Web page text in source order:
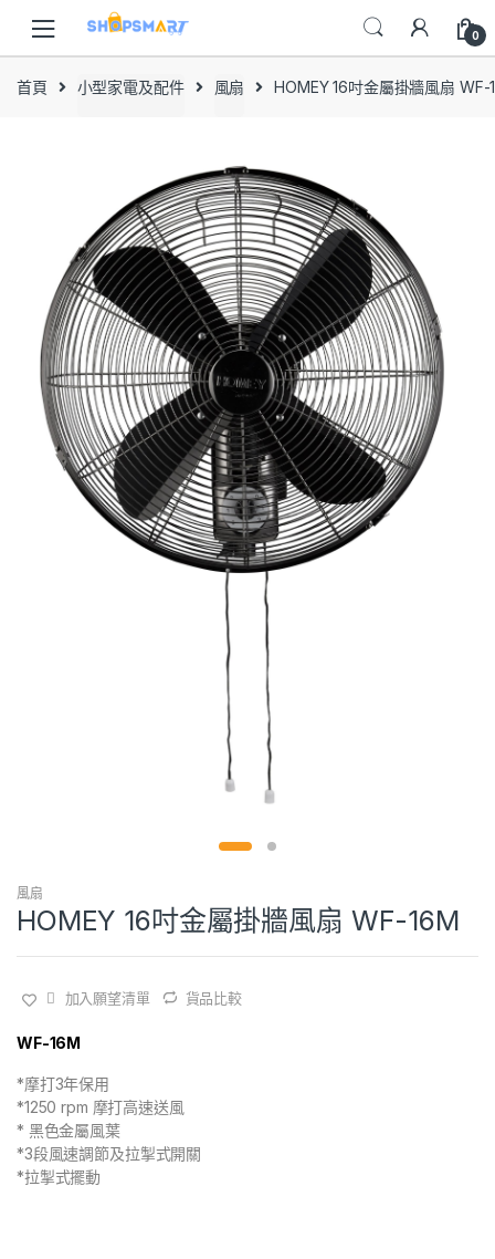
navigation
content
0
首頁 小型家電及配件 風扇 HOMEY 16吋金屬掛牆風扇 WF-
風扇
HOMEY 16吋金屬掛牆風扇 WF-16M
加入願望清單 貨品比較
WF-16M
*摩打3年保用
*1250 rpm 摩打高速送風
* 黑色金屬風葉
*3段風速調節及拉掣式開關
*拉掣式擺動